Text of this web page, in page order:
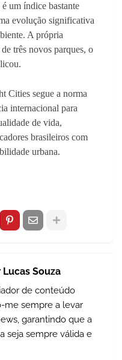
um índice bastante
evolução significativa
A própria
três novos parques, o
Cities segue a norma
internacional para
de vida,
brasileiros com
urbana.
Lucas Souza
de conteúdo
me sempre a levar
garantindo que a
seja sempre válida e